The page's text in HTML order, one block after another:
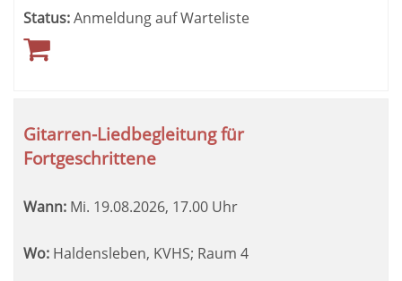
Status:Anmeldung auf Warteliste
Gitarren-Liedbegleitung für
Fortgeschrittene
Wann: Mi. 19.08.2026, 17.00 Uhr
Wo: Haldensleben, KVHS; Raum 4